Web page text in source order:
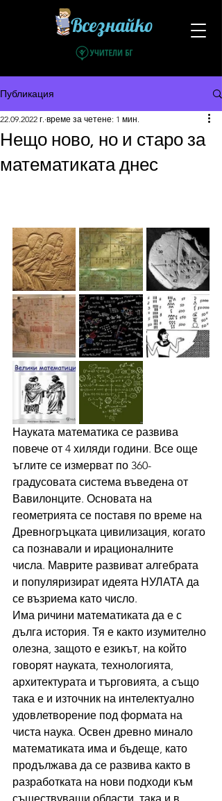
Всезнайко
Публикация
Нещо ново, но и старо за
математиката днес
22.09.2022 г. време за четене: 1 мин.
Науката математика се развива
повече от 4 хиляди години. Все още
ъглите се измерват по 360-
градусовата система въведена от
Вавилонците. Основата на
геометрията се поставя по време на
Древногръцката цивилизация, когато
са познавали и ирационалните
числа. Маврите развиват алгебрата
и популяризират идеята НУЛАТА да
се възриема като число.
Има ричини математиката да е с
дълга история. Тя е както изумително
олезна, защото е езикът, на който
говорят науката, технологията,
архитектурата и търговията, а също
така е и източник на интелектуално
удовлетворение под формата на
чиста наука. Освен древно минало
математиката има и бъдеще, като
продължава да се развива както в
разработката на нови подходи към